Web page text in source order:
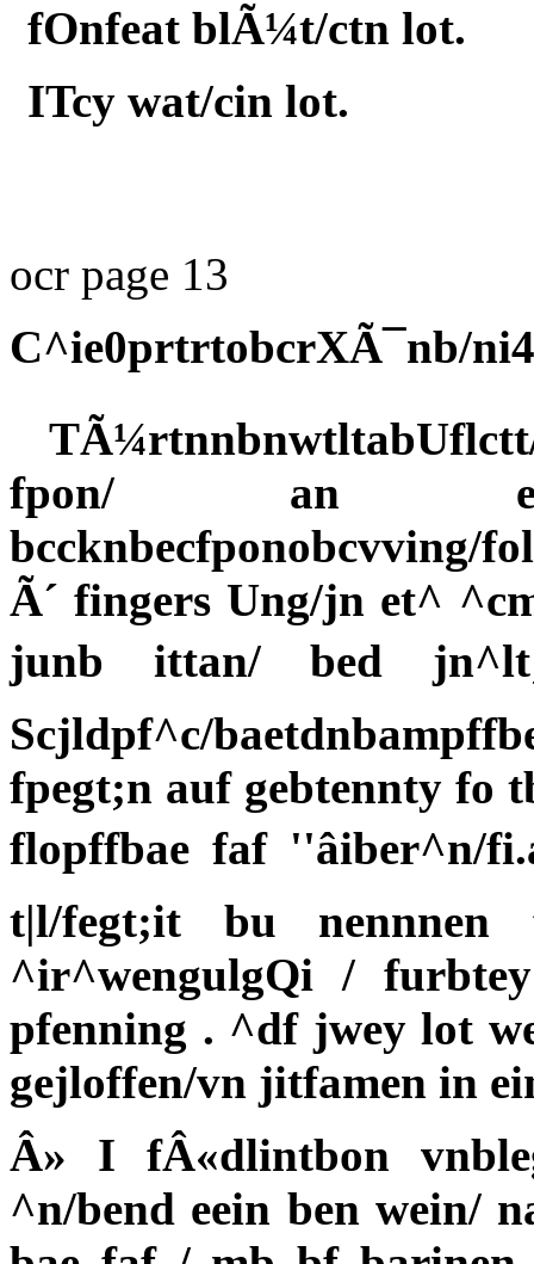
fOnfeat blÃ¼t/ctn lot.
ITcy wat/cin lot.
ocr page 13
C^ie0prtrtobcrXÃ¯nb/
fpon/ an
bccknbecfponobcvving/
Ã´ fingers Ung/jn et^
junb ittan/ bed
Scjldpf^c/
fpegt;n auf gebtennty fo
flopffbae faf ''âiber^n/
t|l/fegt;it bu
^ir^wengulgQi /
pfenning . ^df jwey lot
gejloffen/vn jitfamen in
Â» I fÂ«dlintbon
^n/bend eein ben wein/